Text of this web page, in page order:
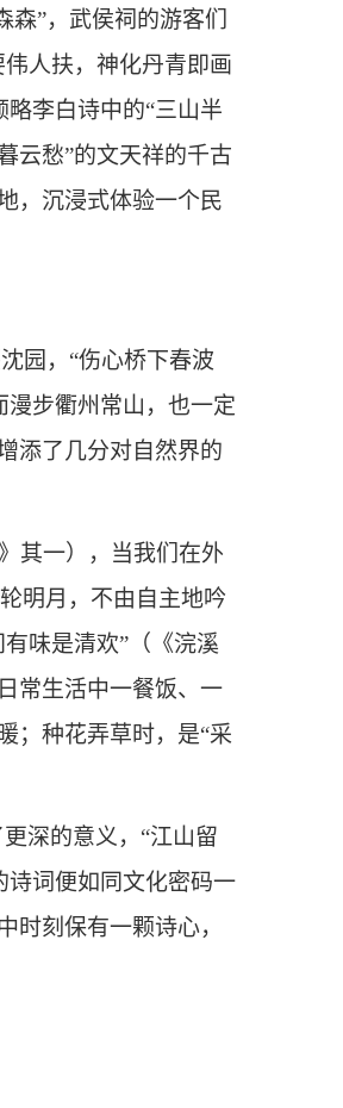
”，武侯祠的游客们
人扶，神化丹青即画
李白诗中的“三山半
云愁”的文天祥的千古
，沉浸式体验一个民
园，“伤心桥下春波
步衢州常山，也一定
添了几分对自然界的
其一），当我们在外
明月，不由自主地吟
味是清欢”（《浣溪
常生活中一餐饭、一
；种花弄草时，是“采
深的意义，“江山留
诗词便如同文化密码一
时刻保有一颗诗心，